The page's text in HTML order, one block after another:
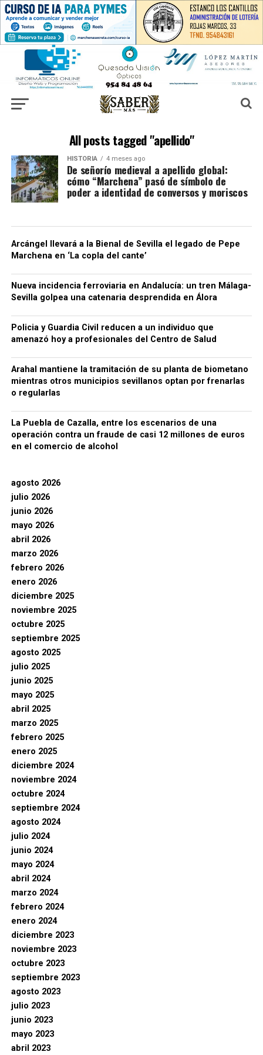
All posts tagged "apellido"
HISTORIA 4 meses ago
De señorío medieval a apellido global:
cómo “Marchena” pasó de símbolo de
poder a identidad de conversos y moriscos
Arcángel llevará a la Bienal de Sevilla el legado de Pepe
Marchena en ‘La copla del cante’
Nueva incidencia ferroviaria en Andalucía: un tren Málaga-
Sevilla golpea una catenaria desprendida en Álora
Policia y Guardia Civil reducen a un individuo que
amenazó hoy a profesionales del Centro de Salud
Arahal mantiene la tramitación de su planta de biometano
mientras otros municipios sevillanos optan por frenarlas
o regularlas
La Puebla de Cazalla, entre los escenarios de una
operación contra un fraude de casi 12 millones de euros
en el comercio de alcohol
agosto 2026
julio 2026
junio 2026
mayo 2026
abril 2026
marzo 2026
febrero 2026
enero 2026
diciembre 2025
noviembre 2025
octubre 2025
septiembre 2025
agosto 2025
julio 2025
junio 2025
mayo 2025
abril 2025
marzo 2025
febrero 2025
enero 2025
diciembre 2024
noviembre 2024
octubre 2024
septiembre 2024
agosto 2024
julio 2024
junio 2024
mayo 2024
abril 2024
marzo 2024
febrero 2024
enero 2024
diciembre 2023
noviembre 2023
octubre 2023
septiembre 2023
agosto 2023
julio 2023
junio 2023
mayo 2023
abril 2023